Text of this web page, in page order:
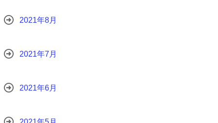
2021年8月
2021年7月
2021年6月